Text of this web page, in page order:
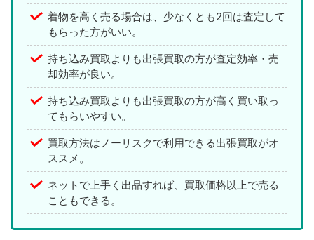
着物を高く売る場合は、少なくとも2回は査定して
もらった方がいい。
持ち込み買取よりも出張買取の方が査定効率・売
却効率が良い。
持ち込み買取よりも出張買取の方が高く買い取っ
てもらいやすい。
買取方法はノーリスクで利用できる出張買取がオ
ススメ。
ネットで上手く出品すれば、買取価格以上で売る
こともできる。